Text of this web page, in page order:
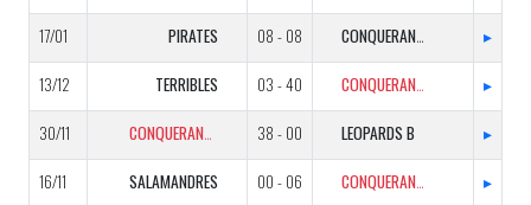
17/01 PIRATES 08 - 08 CONQUERANTS ▸
13/12 TERRIBLES 03 - 40 CONQUERANTS ▸
30/11 CONQUERANTS 38 - 00 LEOPARDS B ▸
16/11 SALAMANDRES 00 - 06 CONQUERANTS ▸